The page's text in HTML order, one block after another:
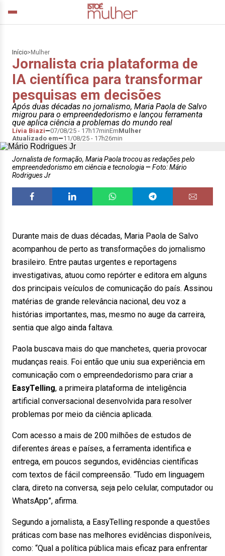
Início> Mulher
Jornalista cria plataforma de
IA científica para transformar
pesquisas em decisões
Após duas décadas no jornalismo, Maria Paola de Salvo
migrou para o empreendedorismo e lançou ferramenta
que aplica ciência a problemas do mundo real
Lívia Biazi 07/08/25 - 17h17minEmMulher
Atualizado em
11/08/25 - 17h26min
Jornalista de formação, Maria Paola trocou as redações pelo
empreendedorismo em ciência e tecnologia
Foto: Mário
Rodrigues Jr
Durante mais de duas décadas, Maria Paola de Salvo
acompanhou de perto as transformações do jornalismo
brasileiro. Entre pautas urgentes e reportagens
investigativas, atuou como repórter e editora em alguns
dos principais veículos de comunicação do país. Assinou
matérias de grande relevância nacional, deu voz a
histórias importantes, mas, mesmo no auge da carreira,
sentia que algo ainda faltava.
Paola buscava mais do que manchetes, queria provocar
mudanças reais. Foi então que uniu sua experiência em
comunicação com o empreendedorismo para criar a
EasyTelling, a primeira plataforma de inteligência
artificial conversacional desenvolvida para resolver
problemas por meio da ciência aplicada.
Com acesso a mais de 200 milhões de estudos de
diferentes áreas e países, a ferramenta identifica e
entrega, em poucos segundos, evidências científicas
com textos de fácil compreensão. “Tudo em linguagem
clara, direto na conversa, seja pelo celular, computador ou
WhatsApp”, afirma.
Segundo a jornalista, a EasyTelling responde a questões
práticas com base nas melhores evidências disponíveis,
como: “Qual a política pública mais eficaz para enfrentar